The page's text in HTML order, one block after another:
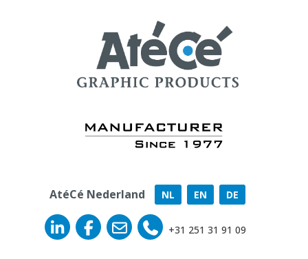
AtéCé Nederland NL EN DE
+31 251 31 91 09